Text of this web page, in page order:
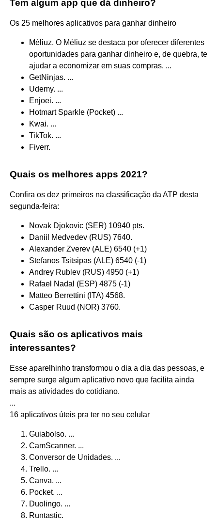
Tem algum app que dá dinheiro?
Os 25 melhores aplicativos para ganhar dinheiro
Méliuz. O Méliuz se destaca por oferecer diferentes
oportunidades para ganhar dinheiro e, de quebra, te
ajudar a economizar em suas compras. ...
GetNinjas. ...
Udemy. ...
Enjoei. ...
Hotmart Sparkle (Pocket) ...
Kwai. ...
TikTok. ...
Fiverr.
Quais os melhores apps 2021?
Confira os dez primeiros na classificação da ATP desta
segunda-feira:
Novak Djokovic (SER) 10940 pts.
Daniil Medvedev (RUS) 7640.
Alexander Zverev (ALE) 6540 (+1)
Stefanos Tsitsipas (ALE) 6540 (-1)
Andrey Rublev (RUS) 4950 (+1)
Rafael Nadal (ESP) 4875 (-1)
Matteo Berrettini (ITA) 4568.
Casper Ruud (NOR) 3760.
Quais são os aplicativos mais
interessantes?
Esse aparelhinho transformou o dia a dia das pessoas, e
sempre surge algum aplicativo novo que facilita ainda
mais as atividades do cotidiano.
...
16 aplicativos úteis pra ter no seu celular
Guiabolso. ...
CamScanner. ...
Conversor de Unidades. ...
Trello. ...
Canva. ...
Pocket. ...
Duolingo. ...
Runtastic.